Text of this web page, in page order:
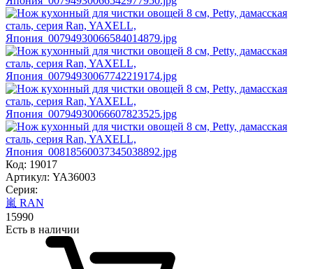
Код: 19017
Артикул: YA36003
Серия:
嵐 RAN
15990
Есть в наличии